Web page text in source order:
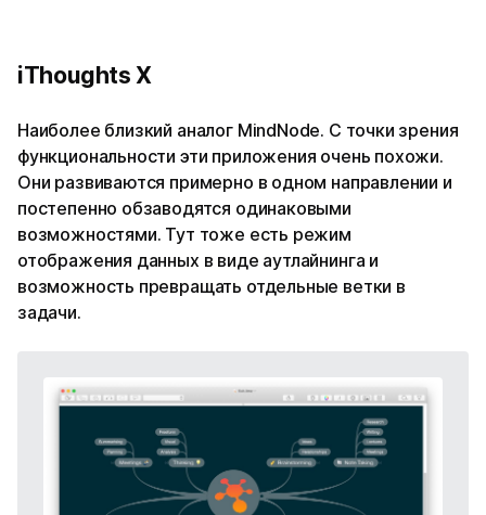
iThoughts X
Наиболее близкий аналог MindNode. С точки зрения
функциональности эти приложения очень похожи.
Они развиваются примерно в одном направлении и
постепенно обзаводятся одинаковыми
возможностями. Тут тоже есть режим
отображения данных в виде аутлайнинга и
возможность превращать отдельные ветки в
задачи.